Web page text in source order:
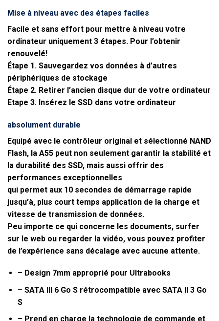
Mise à niveau avec des étapes faciles
Facile et sans effort pour mettre à niveau votre
ordinateur uniquement 3 étapes. Pour l’obtenir
renouvelé!
Étape 1. Sauvegardez vos données à d’autres
périphériques de stockage
Étape 2. Retirer l’ancien disque dur de votre ordinateur
Etape 3. Insérez le SSD dans votre ordinateur
absolument durable
Equipé avec le contrôleur original et sélectionné NAND
Flash, la A55 peut non seulement garantir la stabilité et
la durabilité des SSD, mais aussi offrir des
performances exceptionnelles
qui permet aux 10 secondes de démarrage rapide
jusqu’à, plus court temps application de la charge et
vitesse de transmission de données.
Peu importe ce qui concerne les documents, surfer
sur le web ou regarder la vidéo, vous pouvez profiter
de l’expérience sans décalage avec aucune attente.
– Design 7mm approprié pour Ultrabooks
– SATA III 6 Go S rétrocompatible avec SATA II 3 Go
S
– Prend en charge la technologie de commande et